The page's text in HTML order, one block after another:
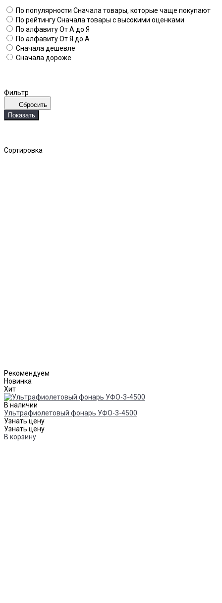
По популярности Сначала товары, которые чаще покупают
По рейтингуСначала товары с высокими оценками
По алфавитуОт А до Я
По алфавитуОт Я до А
Сначала дешевле
Сначала дороже
Фильтр
Сбросить
Показать
Сортировка
Рекомендуем
Новинка
Хит
В наличии
Ультрафиолетовый фонарь УФО-3-4500
Узнать цену
Узнать цену
В корзину